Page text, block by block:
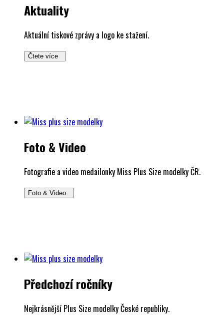
Aktuality
Aktuální tiskové zprávy a logo ke stažení.
Čtete více
Foto & Video
Fotografie a video medailonky Miss Plus Size modelky ČR.
Foto & Video
Předchozí ročníky
Nejkrásnější Plus Size modelky České republiky.